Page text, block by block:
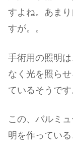
すよね。あま
すが。。
手術用の照明
なく光を照ら
ているそうです
この、バルミ
明を作ってい